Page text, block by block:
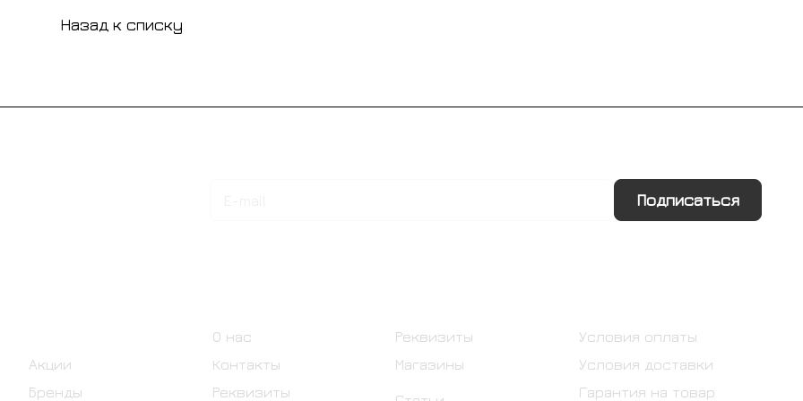
Назад к списку
Подписаться
Акции
Бренды
О нас
Контакты
Реквизиты
Реквизиты
Магазины
Условия оплаты
Условия доставки
Гарантия на товар